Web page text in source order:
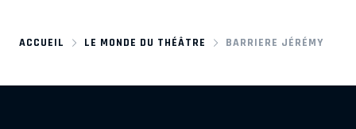
ACCUEIL LE MONDE DU THÉÂTRE BARRIERE JÉRÉMY